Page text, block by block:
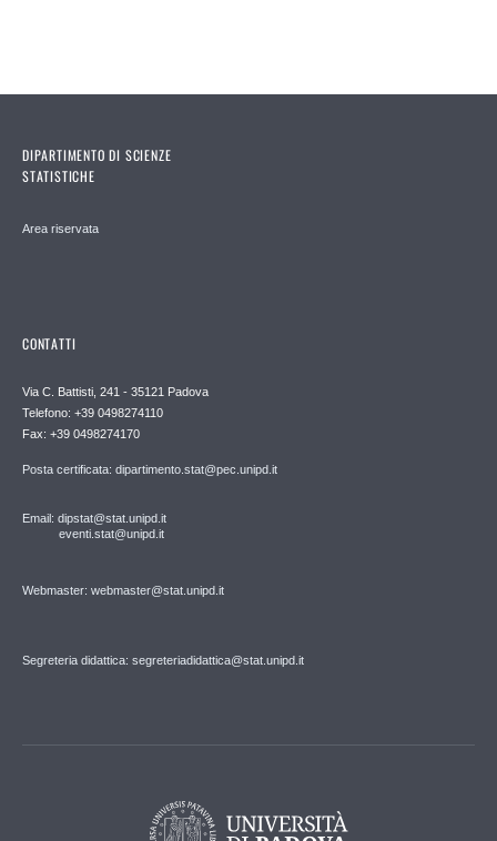
DIPARTIMENTO DI SCIENZE
STATISTICHE
Area riservata
CONTATTI
Via C. Battisti, 241 - 35121 Padova
Telefono: +39 0498274110
Fax: +39 0498274170
Posta certificata: dipartimento.stat@pec.unipd.it
Email: dipstat@stat.unipd.it
eventi.stat@unipd.it
Webmaster: webmaster@stat.unipd.it
Segreteria didattica: segreteriadidattica@stat.unipd.it